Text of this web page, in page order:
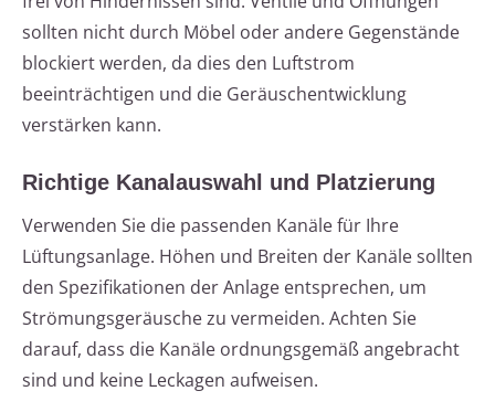
sollten nicht durch Möbel oder andere Gegenstände
blockiert werden, da dies den Luftstrom
beeinträchtigen und die Geräuschentwicklung
verstärken kann.
Richtige Kanalauswahl und Platzierung
Verwenden Sie die passenden Kanäle für Ihre
Lüftungsanlage. Höhen und Breiten der Kanäle sollten
den Spezifikationen der Anlage entsprechen, um
Strömungsgeräusche zu vermeiden. Achten Sie
darauf, dass die Kanäle ordnungsgemäß angebracht
sind und keine Leckagen aufweisen.